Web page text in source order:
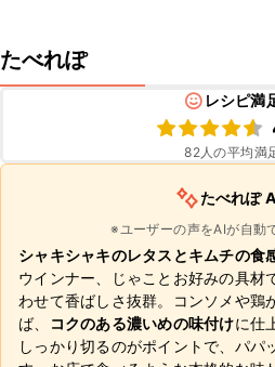
たべれぽ
レシピ満
82人の平均満
たべれぽ
※ユーザーの声をAIが自動
シャキシャキのレタスとキムチの食
ウインナー、じゃことお好みの具材
わせて香ばしさ抜群。コンソメや鶏
ば、
コクのある濃いめの味付けに仕
しっかり切るのがポイントで、パパ